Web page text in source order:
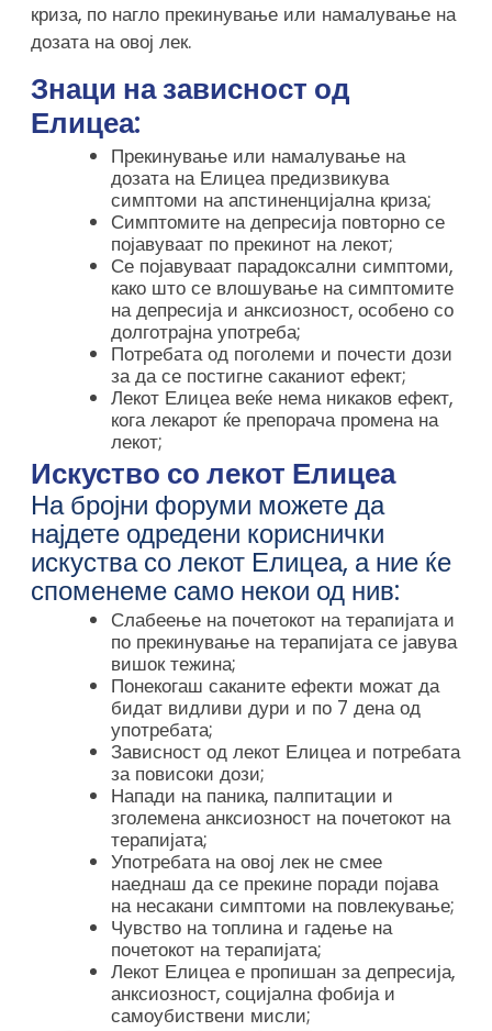
криза, по нагло прекинување или намалување на
дозата на овој лек.
Знаци на зависност од
Елицеа:
Прекинување или намалување на
дозата на Елицеа предизвикува
симптоми на апстиненцијална криза;
Симптомите на депресија повторно се
појавуваат по прекинот на лекот;
Се појавуваат парадоксални симптоми,
како што се влошување на симптомите
на депресија и анксиозност, особено со
долготрајна употреба;
Потребата од поголеми и почести дози
за да се постигне саканиот ефект;
Лекот Елицеа веќе нема никаков ефект,
кога лекарот ќе препорача промена на
лекот;
Искуство со лекот Елицеа
На бројни форуми можете да
најдете одредени кориснички
искуства со лекот Елицеа, а ние ќе
споменеме само некои од нив:
Слабеење на почетокот на терапијата и
по прекинување на терапијата се јавува
вишок тежина;
Понекогаш саканите ефекти можат да
бидат видливи дури и по 7 дена од
употребата;
Зависност од лекот Елицеа и потребата
за повисоки дози;
Напади на паника, палпитации и
зголемена анксиозност на почетокот на
терапијата;
Употребата на овој лек не смее
наеднаш да се прекине поради појава
на несакани симптоми на повлекување;
Чувство на топлина и гадење на
почетокот на терапијата;
Лекот Елицеа е пропишан за депресија,
анксиозност, социјална фобија и
самоубиствени мисли;